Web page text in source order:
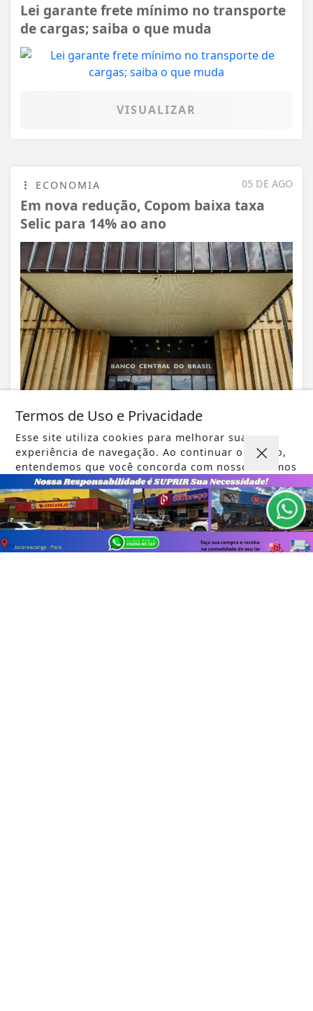
Lei garante frete mínimo no transporte
de cargas; saiba o que muda
VISUALIZAR
05 DE AGO
ECONOMIA
Em nova redução, Copom baixa taxa
Selic para 14% ao ano
VISUALIZAR
TODAS AS POSTAGENS
Termos de Uso e Privacidade
Esse site utiliza cookies para melhorar sua
experiência de navegação. Ao continuar o acesso,
entendemos que você concorda com nossos Termos
de Uso e Privacidade.
PARA MAIS INFORMAÇÕES,ACESSE NOSSOS TERMOS
CLICANDO AQUI
PROSSEGUIR